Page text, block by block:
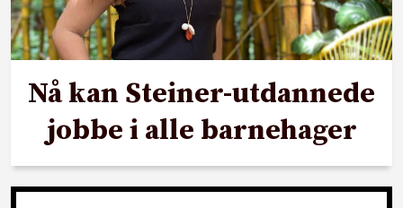
Nå kan Steiner-utdannede
jobbe i alle barnehager